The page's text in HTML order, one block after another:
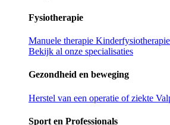
Fysiotherapie
Manuele therapie Kinderfysiotherapie
Bekijk al onze specialisaties
Gezondheid en beweging
Herstel van een operatie of ziekte
Sport en Professionals